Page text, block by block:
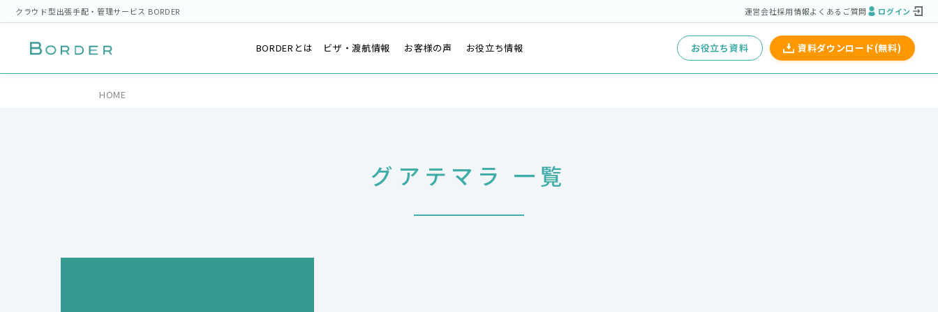
クラウド型出張手配・管理サービス BORDER 運営会社採用情報よくあるご質問 ログイン
BORDERとは ビザ・渡航情報 お客様の声 お役立ち情報 お役立ち資料 資料ダウンロード(無料)
HOME
グアテマラ 一覧